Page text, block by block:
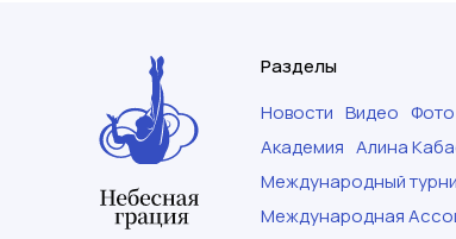
Разделы
Новости Видео Фото
Академия Алина
Международный
Международная